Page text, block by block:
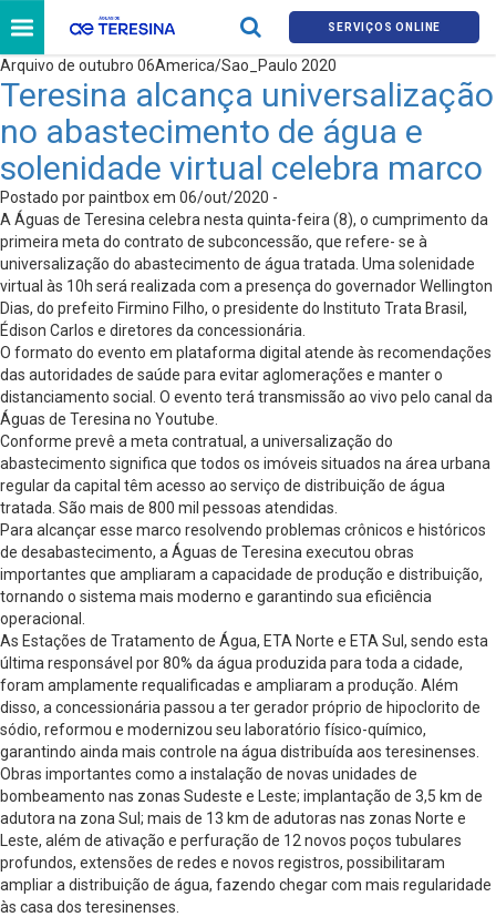
SERVIÇOS ONLINE
Arquivo de outubro 06America/Sao_Paulo 2020
Teresina alcança universalização
no abastecimento de água e
solenidade virtual celebra marco
Postado por paintbox em 06/out/2020 -
A Águas de Teresina celebra nesta quinta-feira (8), o cumprimento da
primeira meta do contrato de subconcessão, que refere- se à
universalização do abastecimento de água tratada. Uma solenidade
virtual às 10h será realizada com a presença do governador Wellington
Dias, do prefeito Firmino Filho, o presidente do Instituto Trata Brasil,
Édison Carlos e diretores da concessionária.
O formato do evento em plataforma digital atende às recomendações
das autoridades de saúde para evitar aglomerações e manter o
distanciamento social. O evento terá transmissão ao vivo pelo canal da
Águas de Teresina no Youtube.
Conforme prevê a meta contratual, a universalização do
abastecimento significa que todos os imóveis situados na área urbana
regular da capital têm acesso ao serviço de distribuição de água
tratada. São mais de 800 mil pessoas atendidas.
Para alcançar esse marco resolvendo problemas crônicos e históricos
de desabastecimento, a Águas de Teresina executou obras
importantes que ampliaram a capacidade de produção e distribuição,
tornando o sistema mais moderno e garantindo sua eficiência
operacional.
As Estações de Tratamento de Água, ETA Norte e ETA Sul, sendo esta
última responsável por 80% da água produzida para toda a cidade,
foram amplamente requalificadas e ampliaram a produção. Além
disso, a concessionária passou a ter gerador próprio de hipoclorito de
sódio, reformou e modernizou seu laboratório físico-químico,
garantindo ainda mais controle na água distribuída aos teresinenses.
Obras importantes como a instalação de novas unidades de
bombeamento nas zonas Sudeste e Leste; implantação de 3,5 km de
adutora na zona Sul; mais de 13 km de adutoras nas zonas Norte e
Leste, além de ativação e perfuração de 12 novos poços tubulares
profundos, extensões de redes e novos registros, possibilitaram
ampliar a distribuição de água, fazendo chegar com mais regularidade
às casa dos teresinenses.